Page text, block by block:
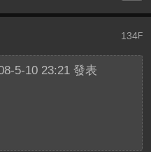
134F
5-10 23:21 發表